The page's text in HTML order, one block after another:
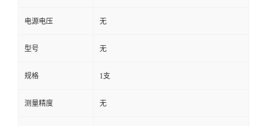
电源电压 无
型号 无
规格 1支
测量精度 无